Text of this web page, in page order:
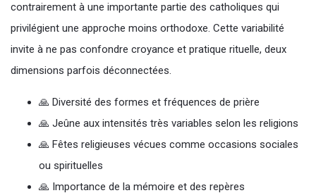
contrairement à une importante partie des catholiques qui
privilégient une approche moins orthodoxe. Cette variabilité
invite à ne pas confondre croyance et pratique rituelle, deux
dimensions parfois déconnectées.
🙏 Diversité des formes et fréquences de prière
🙏 Jeûne aux intensités très variables selon les religions
🙏 Fêtes religieuses vécues comme occasions sociales
ou spirituelles
🙏 Importance de la mémoire et des repères